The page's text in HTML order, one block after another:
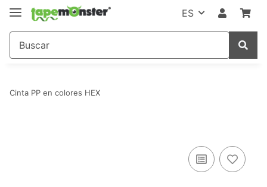
ES
Cinta PP en colores HEX